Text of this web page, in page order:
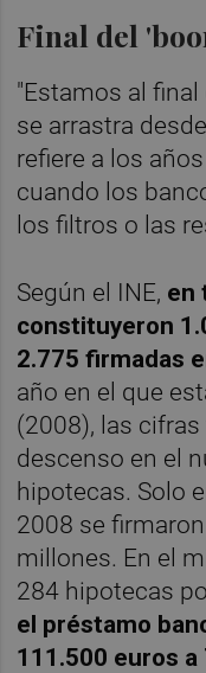
Final del
"Estamos al
se arrastra
refiere a los
cuando los
los filtros o las
Según el INE, en
constituyeron
2.775 firmadas
año en el que
(2008), las cifras
descenso en el
hipotecas. Solo
2008 se
millones. En el
284 hipotecas
el préstamo
111.500 euros